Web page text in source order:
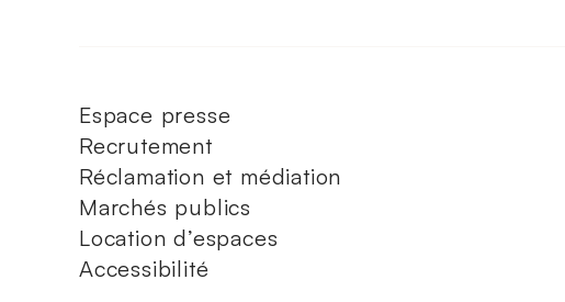
Espace presse
Recrutement
Réclamation et médiation
Marchés publics
Location d’espaces
Accessibilité